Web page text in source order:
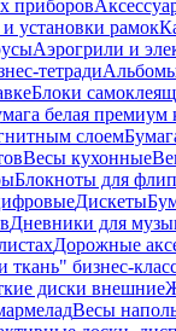
приборов
установки рамок
Аэрогрили и
тетради
Блоки
белая премиум
слоем
Весы кухонные
Блокноты для
Дискеты
Дневники для
Дорожные
бизнес-
диски внешние
Весы